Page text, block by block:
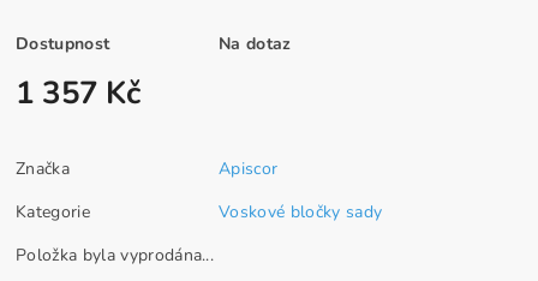
Dostupnost Na dotaz
1 357 Kč
Značka
Apiscor
Kategorie
Voskové bločky sady
Položka byla vyprodána...